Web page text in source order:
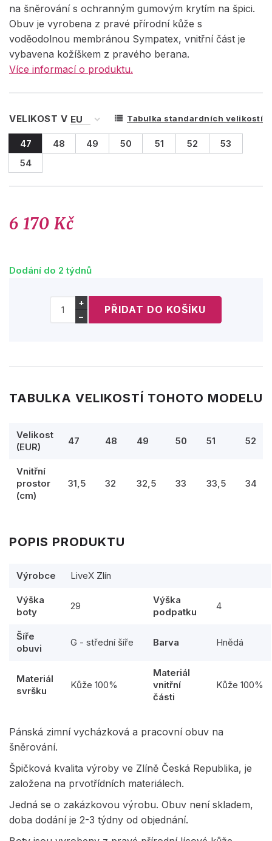
na šněrování s ochranným gumovým krytím na špici.
Obuv je vyrobena z pravé přírodní kůže s
voděodolnou membránou Sympatex, vnitřní část je
vybavena kožíškem z pravého berana.
Více informací o produktu.
VELIKOST V Tabulka standardních velikostí
47 48 49 50 51 52
53
54
6 170 Kč
Dodání do 2 týdnů
+
−
TABULKA VELIKOSTÍ TOHOTO MODELU
Velikost
(EUR)
47 48 49 50 51 52
Vnitřní
prostor
(cm)
31,5 32 32,5 33 33,5 34
POPIS PRODUKTU
Výrobce LiveX Zlín
Výška
boty
29
Výška
podpatku
4
Šíře
obuvi
G - střední šíře Barva Hnědá
Materiál
svršku
Kůže 100%
Materiál
vnitřní
části
Kůže 100%
Pánská zimní vycházková a pracovní obuv na
šněrování.
Špičková kvalita výroby ve Zlíně Česká Republika, je
založena na prvotřídních materiálech.
Jedná se o zakázkovou výrobu. Obuv není skladem,
doba dodání je 2-3 týdny od objednání.